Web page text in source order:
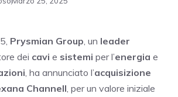
Prysmian Group , un leader
dei cavi e sistemi per l’energia e
, ha annunciato l’acquisizione
Channell , per un valore iniziale